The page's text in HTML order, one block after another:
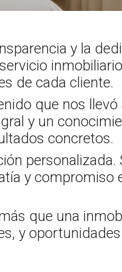
y la
de cada cliente.
que nos llevó
y un
concretos.
personalizada.
y compromiso
que una
y